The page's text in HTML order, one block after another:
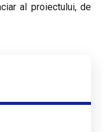
al proiectului, de